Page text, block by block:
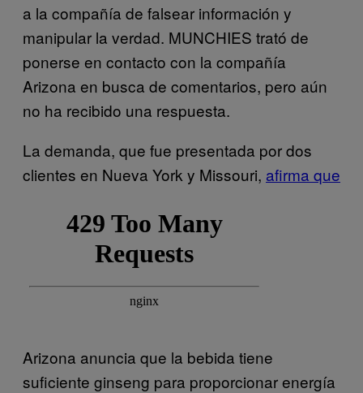
a la compañía de falsear información y
manipular la verdad. MUNCHIES trató de
ponerse en contacto con la compañía
Arizona en busca de comentarios, pero aún
no ha recibido una respuesta.
La demanda, que fue presentada por dos
clientes en Nueva York y Missouri, afirma que
Arizona anuncia que la bebida tiene
suficiente ginseng para proporcionar energía